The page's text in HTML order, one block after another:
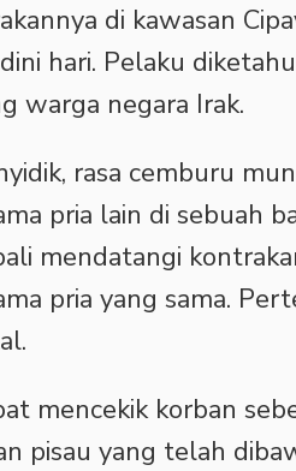
di kawasan
hari. Pelaku
warga negara Irak.
rasa cemburu
pria lain di sebuah
mendatangi
pria yang sama.
mencekik korban
pisau yang telah